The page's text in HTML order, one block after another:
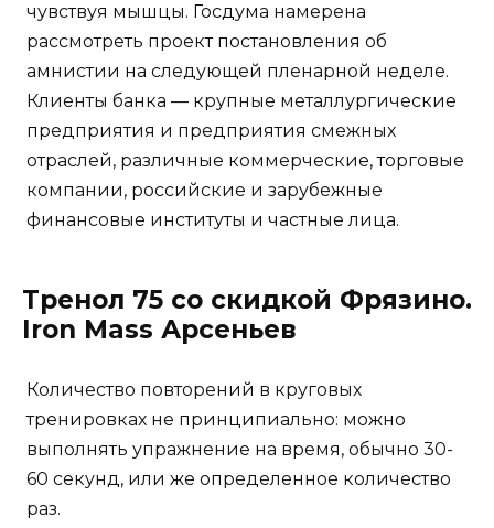
чувствуя мышцы. Госдума намерена
рассмотреть проект постановления об
амнистии на следующей пленарной неделе.
Клиенты банка — крупные металлургические
предприятия и предприятия смежных
отраслей, различные коммерческие, торговые
компании, российские и зарубежные
финансовые институты и частные лица.
Тренол 75 со скидкой Фрязино.
Iron Mass Арсеньев
Количество повторений в круговых
тренировках не принципиально: можно
выполнять упражнение на время, обычно 30-
60 секунд, или же определенное количество
раз.